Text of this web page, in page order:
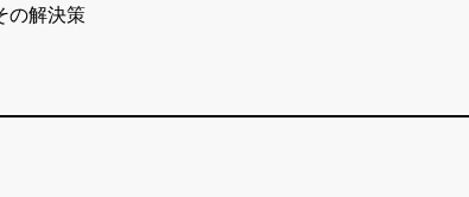
の解決策